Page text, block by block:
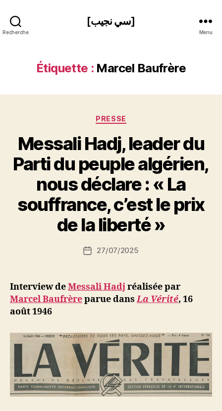
Recherche
[سي نجيب]
Menu
Étiquette : Marcel Baufrère
Catégories
PRESSE
Messali Hadj, leader du
Parti du peuple algérien,
nous déclare : « La
souffrance, c’est le prix
de la liberté »
Auteur
de
a
S
N
ji
Date27/07/2025
Interview deMessali Hadj réalisée par
Marcel Baufrèreparue dansLa Vérité, 16
août 1946